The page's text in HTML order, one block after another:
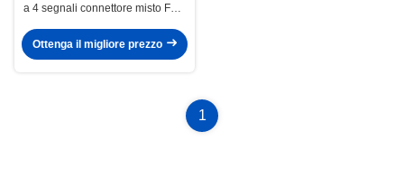
a 4 segnali connettore misto FGG
Ottenga il migliore prezzo
1